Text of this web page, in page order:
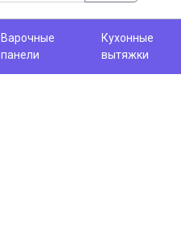
Варочные
панели
Кухонные
вытяжки